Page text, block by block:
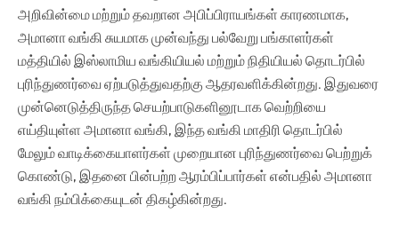
அறிவின்மை மற்றும் தவறான அபிப்பிராயங்கள் காரணமாக,
அமானா வங்கி சுயமாக முன்வந்து பல்வேறு பங்காளர்கள்
மத்தியில் இஸ்லாமிய வங்கியியல் மற்றும் நிதியியல் தொடர்பில்
புரிந்துணர்வை ஏற்படுத்துவதற்கு ஆதரவளிக்கின்றது. இதுவரை
முன்னெடுத்திருந்த செயற்பாடுகளினூடாக வெற்றியை
எய்தியுள்ள அமானா வங்கி, இந்த வங்கி மாதிரி தொடர்பில்
மேலும் வாடிக்கையாளர்கள் முறையான புரிந்துணர்வை பெற்றுக்
கொண்டு, இதனை பின்பற்ற ஆரம்பிப்பார்கள் என்பதில் அமானா
வங்கி நம்பிக்கையுடன் திகழ்கின்றது.